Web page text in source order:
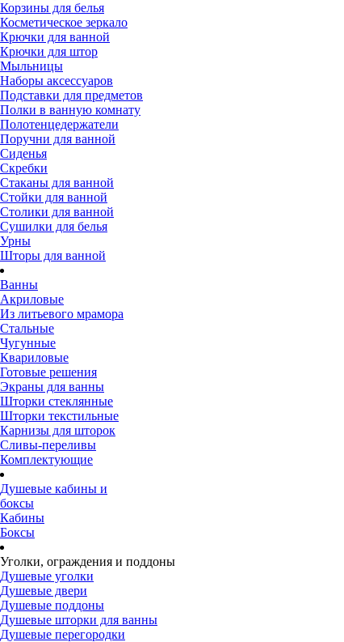
Корзины для белья
Косметическое зеркало
Крючки для ванной
Крючки для штор
Мыльницы
Наборы аксессуаров
Подставки для предметов
Полки в ванную комнату
Полотенцедержатели
Поручни для ванной
Сиденья
Скребки
Стаканы для ванной
Стойки для ванной
Столики для ванной
Сушилки для белья
Урны
Шторы для ванной
Ванны
Акриловые
Из литьевого мрамора
Стальные
Чугунные
Квариловые
Готовые решения
Экраны для ванны
Шторки стеклянные
Шторки текстильные
Карнизы для шторок
Сливы-переливы
Комплектующие
Душевые кабины и
боксы
Кабины
Боксы
Уголки, ограждения и поддоны
Душевые уголки
Душевые двери
Душевые поддоны
Душевые шторки для ванны
Душевые перегородки